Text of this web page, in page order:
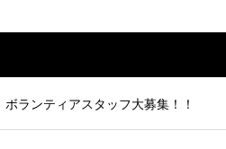
ボランティアスタッフ大募集！！